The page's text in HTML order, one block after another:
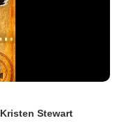
Kristen Stewart